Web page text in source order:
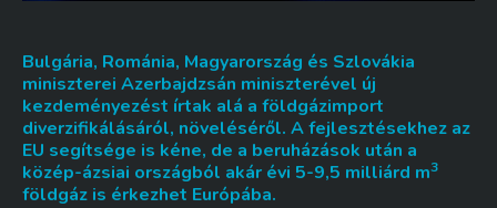
Bulgária, Románia, Magyarország és Szlovákia
miniszterei Azerbajdzsán miniszterével új
kezdeményezést írtak alá a földgázimport
diverzifikálásáról, növeléséről. A fejlesztésekhez az
EU segítsége is kéne, de a beruházások után a
közép-ázsiai országból akár évi 5-9,5 milliárd m3
földgáz is érkezhet Európába.